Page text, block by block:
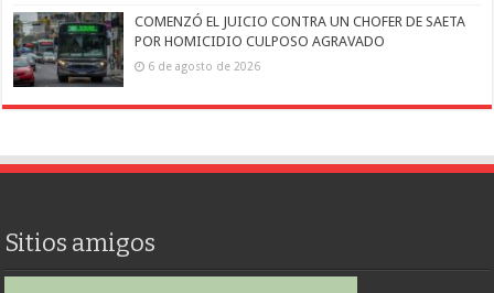
COMENZÓ EL JUICIO CONTRA UN CHOFER DE SAETA
POR HOMICIDIO CULPOSO AGRAVADO
6 de agosto de 2026
Sitios amigos